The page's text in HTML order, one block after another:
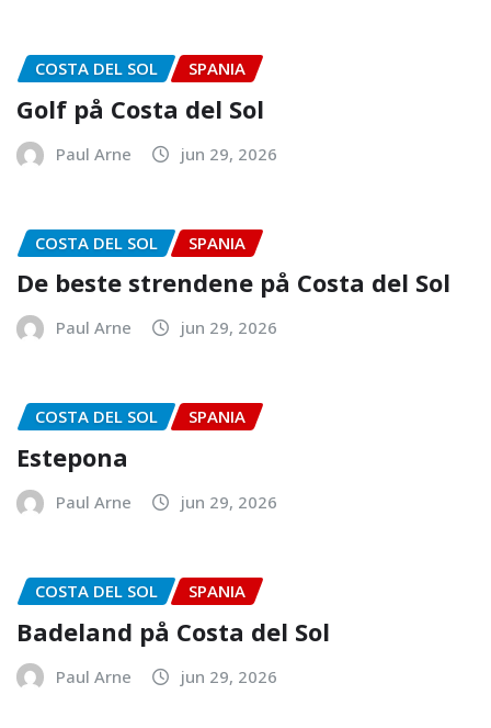
COSTA DEL SOL SPANIA
Golf på Costa del Sol
Paul Arne jun 29, 2026
COSTA DEL SOL SPANIA
De beste strendene på Costa del Sol
Paul Arne jun 29, 2026
COSTA DEL SOL SPANIA
Estepona
Paul Arne jun 29, 2026
COSTA DEL SOL SPANIA
Badeland på Costa del Sol
Paul Arne jun 29, 2026